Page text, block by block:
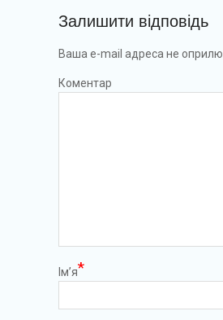
Залишити відповідь
Ваша e-mail адреса не
Коментар
Ім’я*